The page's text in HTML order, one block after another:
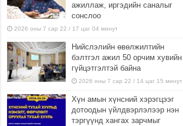
ажиллаж, иргэдийн саналыг
сонслоо
2026 оны 7 сар 22 / 17 цаг 04 минут
Нийслэлийн өвөлжилтийн
бэлтгэл ажил 50 орчим хувийн
гүйцэтгэлтэй байна
2026 оны 7 сар 22 / 14 цаг 15 минут
Хүн амын хүнсний хэрэгцээг
дотоодын үйлдвэрлэлээр нэн
тэргүүнд хангах зарчмыг